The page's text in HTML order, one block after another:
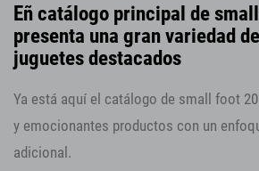
Eñ catálogo principal de
presenta una gran variedad
juguetes destacados
Ya está aquí el catálogo de small foot
y emocionantes productos con un
adicional.